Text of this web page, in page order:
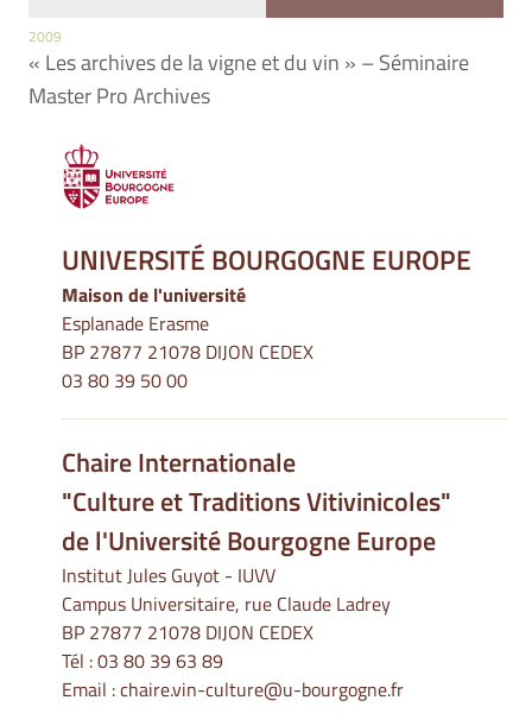
2009
« Les archives de la vigne et du vin » – Séminaire
Master Pro Archives
UNIVERSITÉ BOURGOGNE EUROPE
Maison de l'université
Esplanade Erasme
BP 27877 21078 DIJON CEDEX
03 80 39 50 00
Chaire Internationale
"Culture et Traditions Vitivinicoles"
de l'Université Bourgogne Europe
Institut Jules Guyot - IUVV
Campus Universitaire, rue Claude Ladrey
BP 27877 21078 DIJON CEDEX
Tél :03 80 39 63 89
Email :chaire.vin-culture@u-bourgogne.fr